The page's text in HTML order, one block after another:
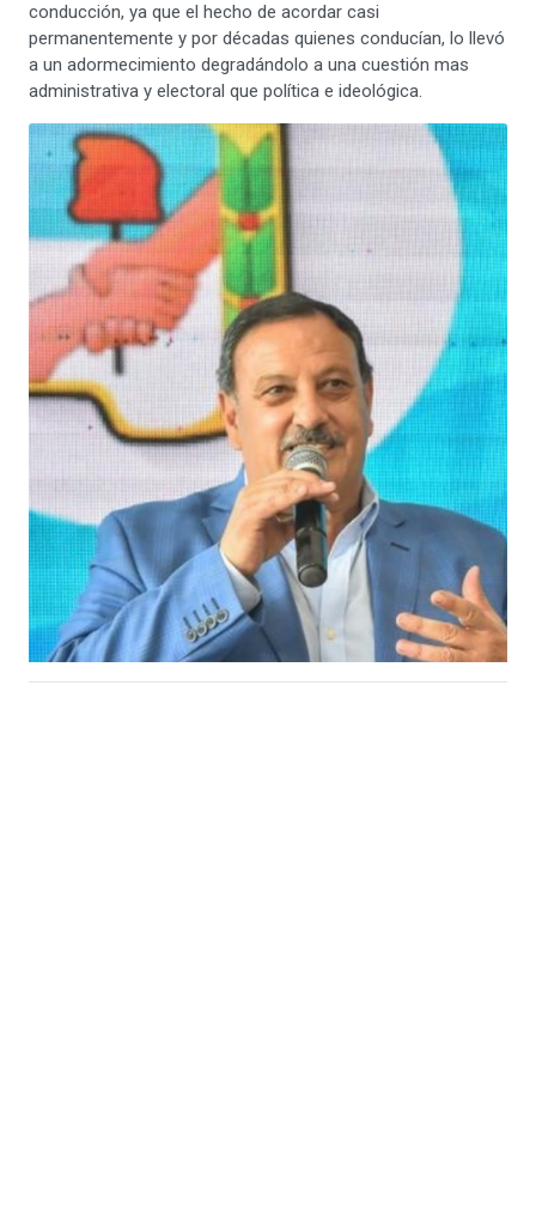
conducción, ya que el hecho de acordar casi
permanentemente y por décadas quienes conducían, lo llevó
a un adormecimiento degradándolo a una cuestión mas
administrativa y electoral que política e ideológica.